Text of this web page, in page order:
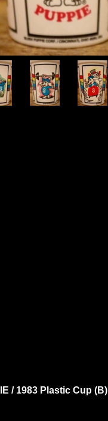
/ 1983 Plastic Cup (B)